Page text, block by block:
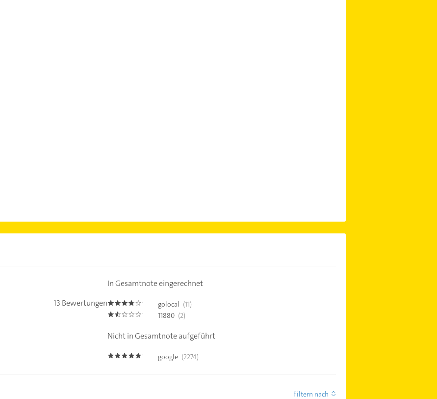
13 Bewertungen
In Gesamtnote eingerechnet
3.7 golocal (11)
1.5 11880 (2)
Nicht in Gesamtnote aufgeführt
4.6 google (2274)
Filtern nach